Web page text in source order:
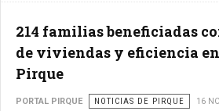
214 familias beneficiadas
de viviendas y eficiencia
Pirque
PORTAL PIRQUE NOTICIAS DE PIRQUE
16